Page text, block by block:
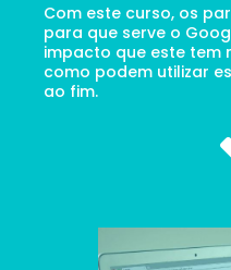
Com este curso, os
para que serve o
impacto que este tem
como podem utilizar
ao fim.